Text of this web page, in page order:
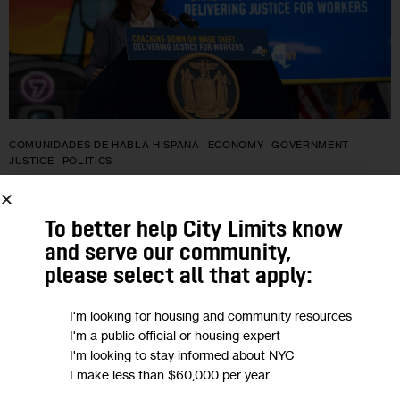
COMUNIDADES DE HABLA HISPANA ECONOMY
GOVERNMENT
JUSTICE
POLITICS
Con SWEAT, defensores de
trabajadores renuevan presión en
favor de una legislación contra el robo
de salarios
Siete organizaciones de trabajadores han compilado una
base de datos sobre el robo de salarios durante la pandemia
To better help City Limits know
and serve our community,
please select all that apply:
I'm looking for housing and community resources
I'm a public official or housing expert
I'm looking to stay informed about NYC
I make less than $60,000 per year